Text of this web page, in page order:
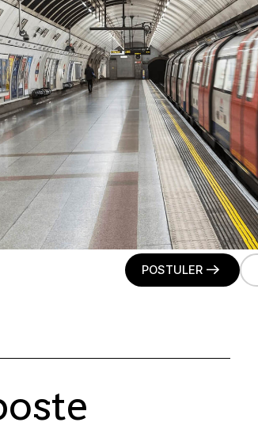
POSTULER